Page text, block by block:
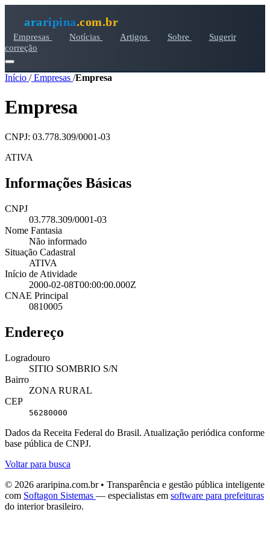
araripina.com.br
Empresas Notícias Artigos Sobre
Sugerir
correção
Início /Empresas /Empresa
Empresa
CNPJ: 03.778.309/0001-03
ATIVA
Informações Básicas
CNPJ
03.778.309/0001-03
Nome Fantasia
Não informado
Situação Cadastral
ATIVA
Início de Atividade
2000-02-08T00:00:00.000Z
CNAE Principal
0810005
Endereço
Logradouro
SITIO SOMBRIO S/N
Bairro
ZONA RURAL
CEP
56280000
Dados da Receita Federal do Brasil. Atualização periódica conforme
base pública de CNPJ.
Voltar para busca
© 2026 araripina.com.br • Transparência e gestão pública inteligente
com Softagon Sistemas — especialistas em software para prefeituras
do interior brasileiro.